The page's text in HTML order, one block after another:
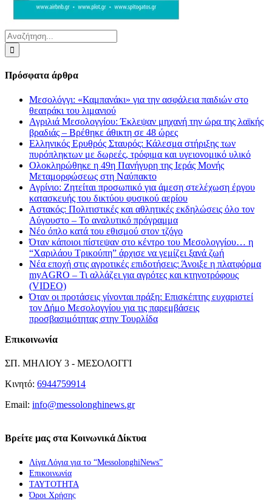
Αναζήτηση
για:
Πρόσφατα άρθρα
Μεσολόγγι: «Καμπανάκι» για την ασφάλεια παιδιών στο
θεατράκι του λιμανιού
Αγριλιά Μεσολογγίου: Έκλεψαν μηχανή την ώρα της λαϊκής
βραδιάς – Βρέθηκε άθικτη σε 48 ώρες
Ελληνικός Ερυθρός Σταυρός: Κάλεσμα στήριξης των
πυρόπληκτων με δωρεές, τρόφιμα και υγειονομικό υλικό
Ολοκληρώθηκε η 49η Πανήγυρη της Ιεράς Μονής
Μεταμορφώσεως στη Ναύπακτο
Αγρίνιο: Ζητείται προσωπικό για άμεση στελέχωση έργου
κατασκευής του δικτύου φυσικού αερίου
Αστακός: Πολιτιστικές και αθλητικές εκδηλώσεις όλο τον
Αύγουστο – Το αναλυτικό πρόγραμμα
Νέο όπλο κατά του εθισμού στον τζόγο
Όταν κάποιοι πίστεψαν στο κέντρο του Μεσολογγίου… η
“Χαριλάου Τρικούπη” άρχισε να γεμίζει ξανά ζωή
Νέα εποχή στις αγροτικές επιδοτήσεις: Άνοιξε η πλατφόρμα
myAGRO – Τι αλλάζει για αγρότες και κτηνοτρόφους
(VIDEO)
Όταν οι προτάσεις γίνονται πράξη: Επισκέπτης ευχαριστεί
τον Δήμο Μεσολογγίου για τις παρεμβάσεις
προσβασιμότητας στην Τουρλίδα
Επικοινωνία
ΣΠ. ΜΗΛΙΟΥ 3 - ΜΕΣΟΛΟΓΓΙ
Κινητό: 6944759914
Email: info@messolonghinews.gr
Βρείτε μας στα Κοινωνικά Δίκτυα
Λίγα Λόγια για το “MessolonghiNews”
Επικοινωνία
ΤΑΥΤΟΤΗΤΑ
Όροι Χρήσης